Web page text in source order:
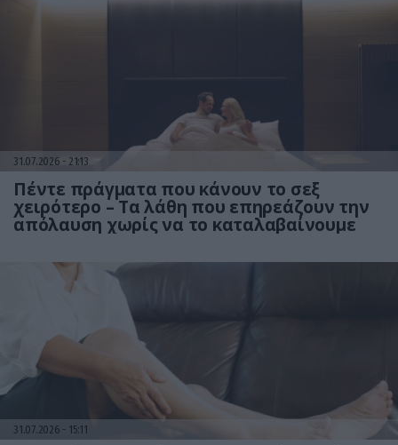
31.07.2026 21:13
Πέντε πράγματα που κάνουν το σεξ
χειρότερο – Τα λάθη που επηρεάζουν την
απόλαυση χωρίς να το καταλαβαίνουμε
31.07.2026 15:11